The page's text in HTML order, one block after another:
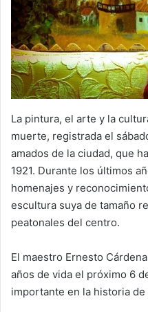
La pintura, el arte y la
muerte, registrada el
amados de la ciudad, que
1921. Durante los últimos
homenajes y
escultura suya de tamaño
peatonales del centro.
El maestro Ernesto
años de vida el próximo 6
importante en la historia de